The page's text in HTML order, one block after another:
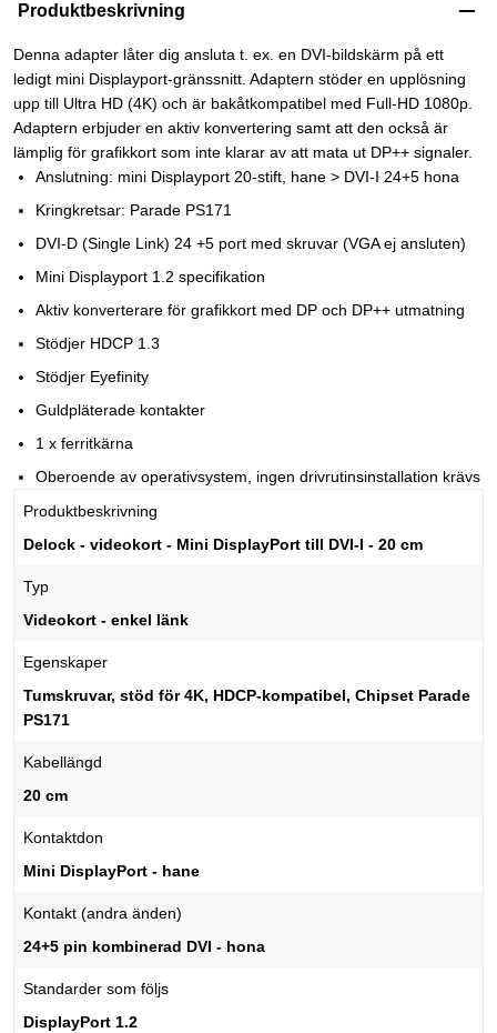
Produktbeskrivning
Denna adapter låter dig ansluta t. ex. en DVI-bildskärm på ett
ledigt mini Displayport-gränssnitt. Adaptern stöder en upplösning
upp till Ultra HD (4K) och är bakåtkompatibel med Full-HD 1080p.
Adaptern erbjuder en aktiv konvertering samt att den också är
lämplig för grafikkort som inte klarar av att mata ut DP++ signaler.
Anslutning: mini Displayport 20-stift, hane > DVI-I 24+5 hona
Kringkretsar: Parade PS171
DVI-D (Single Link) 24 +5 port med skruvar (VGA ej ansluten)
Mini Displayport 1.2 specifikation
Aktiv konverterare för grafikkort med DP och DP++ utmatning
Stödjer HDCP 1.3
Stödjer Eyefinity
Guldpläterade kontakter
1 x ferritkärna
Oberoende av operativsystem, ingen drivrutinsinstallation krävs
Produktbeskrivning
Delock - videokort - Mini DisplayPort till DVI-I - 20 cm
Typ
Videokort - enkel länk
Egenskaper
Tumskruvar, stöd för 4K, HDCP-kompatibel, Chipset Parade
PS171
Kabellängd
20 cm
Kontaktdon
Mini DisplayPort - hane
Kontakt (andra änden)
24+5 pin kombinerad DVI - hona
Standarder som följs
DisplayPort 1.2